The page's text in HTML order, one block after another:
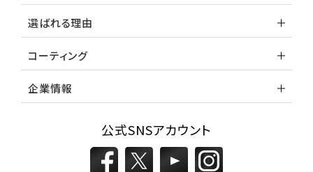
選ばれる理由
コーティング
企業情報
公式SNSアカウント